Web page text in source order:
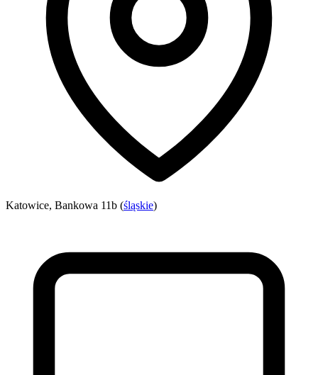
Katowice, Bankowa 11b (śląskie)